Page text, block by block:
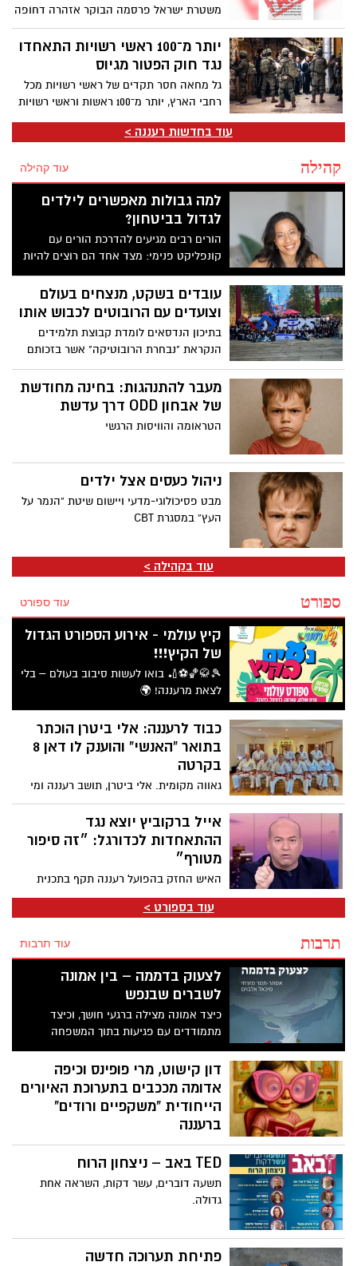
משטרת ישראל פרסמה הבוקר אזהרה דחופה
לנהגים ולכלל הציבור, בעקבות גל הודעות
טקסט (SMS) כוזבות המתחזות לדרישת
תשלום ממרכז קנסות התנועה. המטרה: גניבת
יותר מ־100 ראשי רשויות התאחדו
נגד חוק הפטור מגיוס
גל מחאה חסר תקדים של ראשי רשויות מכל
רחבי הארץ, יותר מ־100 ראשות וראשי רשויות
החקיקה שתאפשר, לדבריהם, השתמטות
עוד בחדשות רעננה >
קהילה עוד קהילה
למה גבולות מאפשרים לילדים
לגדול בביטחון?
הורים רבים מגיעים להדרכת הורים עם
קונפליקט פנימי: מצד אחד הם רוצים להיות
רגישים, מכילים ולאפשר לילדים שלהם חופש,
מצד שני, הם מרגישים שהבית יצא משליטה,
שיש יותר מדי מאבקים, עייפות, צעקות
עובדים בשקט, מנצחים בעולם
וצועדים עם הרובוטים לכבוש אותו
בתיכון הנדסאים לומדת קבוצת תלמידים
הנקראת "נבחרת הרובוטיקה" אשר בזכותם
השם "הרצליה" גם בשפות זרות, כשם נרדף
לאיכות, חוכמה ומקצועיות. מצמיחים איכות
מעבר להתנהגות: בחינה מחודשת
של אבחון ODD דרך עדשת
הטראומה והוויסות הרגשי
ניהול כעסים אצל ילדים
מבט פסיכולוגי-מדעי ויישום שיטת “הנמר על
העץ” במסגרת CBT
עוד בקהילה >
ספורט עוד ספורט
קיץ עולמי - אירוע הספורט הגדול
של הקיץ!!!
🎾🥋🏀⚽🏏 בואו לעשות סיבוב בעולם – בלי
לצאת מרעננה! 🌍
כבוד לרעננה: אלי ביטרן הוכתר
בתואר “האנשי” והוענק לו דאן 8
בקרטה
גאווה מקומית. אלי ביטרן, תושב רעננה ומי
שעומד בראש הדוג’ו המקומי, זכה לאחרונה
לאחד העיטורים הגבוהים ביותר בעולם
אומנויות הלחימה
אייל ברקוביץ יוצא נגד
ההתאחדות לכדורגל: ״זה סיפור
מטורף״
האיש החזק בהפועל רעננה תקף בתכנית
הספורט ב־103FM את ההתאחדות, מכיוון
שקבוצתו לא תוכל לשחק באצטדיון רמת גן
עוד בספורט >
תרבות עוד תרבות
לצעוק בדממה – בין אמונה
לשברים שבנפש
כיצד אמונה מצילה ברגעי חושך, וכיצד
מתמודדים עם פגיעות בתוך המשפחה
דון קישוט, מרי פופינס וכיפה
אדומה מככבים בתערוכת האיורים
הייחודית "משקפיים ורודים"
ברעננה
תערוכה נוסטלגית של התאגדות המאיירים
בהשראת סיפורי ילדים מכל הזמנים תוצג
בבית יד לבנים רעננה
TED באב – ניצחון הרוח
תשעה דוברים, עשר דקות, השראה אחת
גדולה.
פתיחת תערוכה חדשה